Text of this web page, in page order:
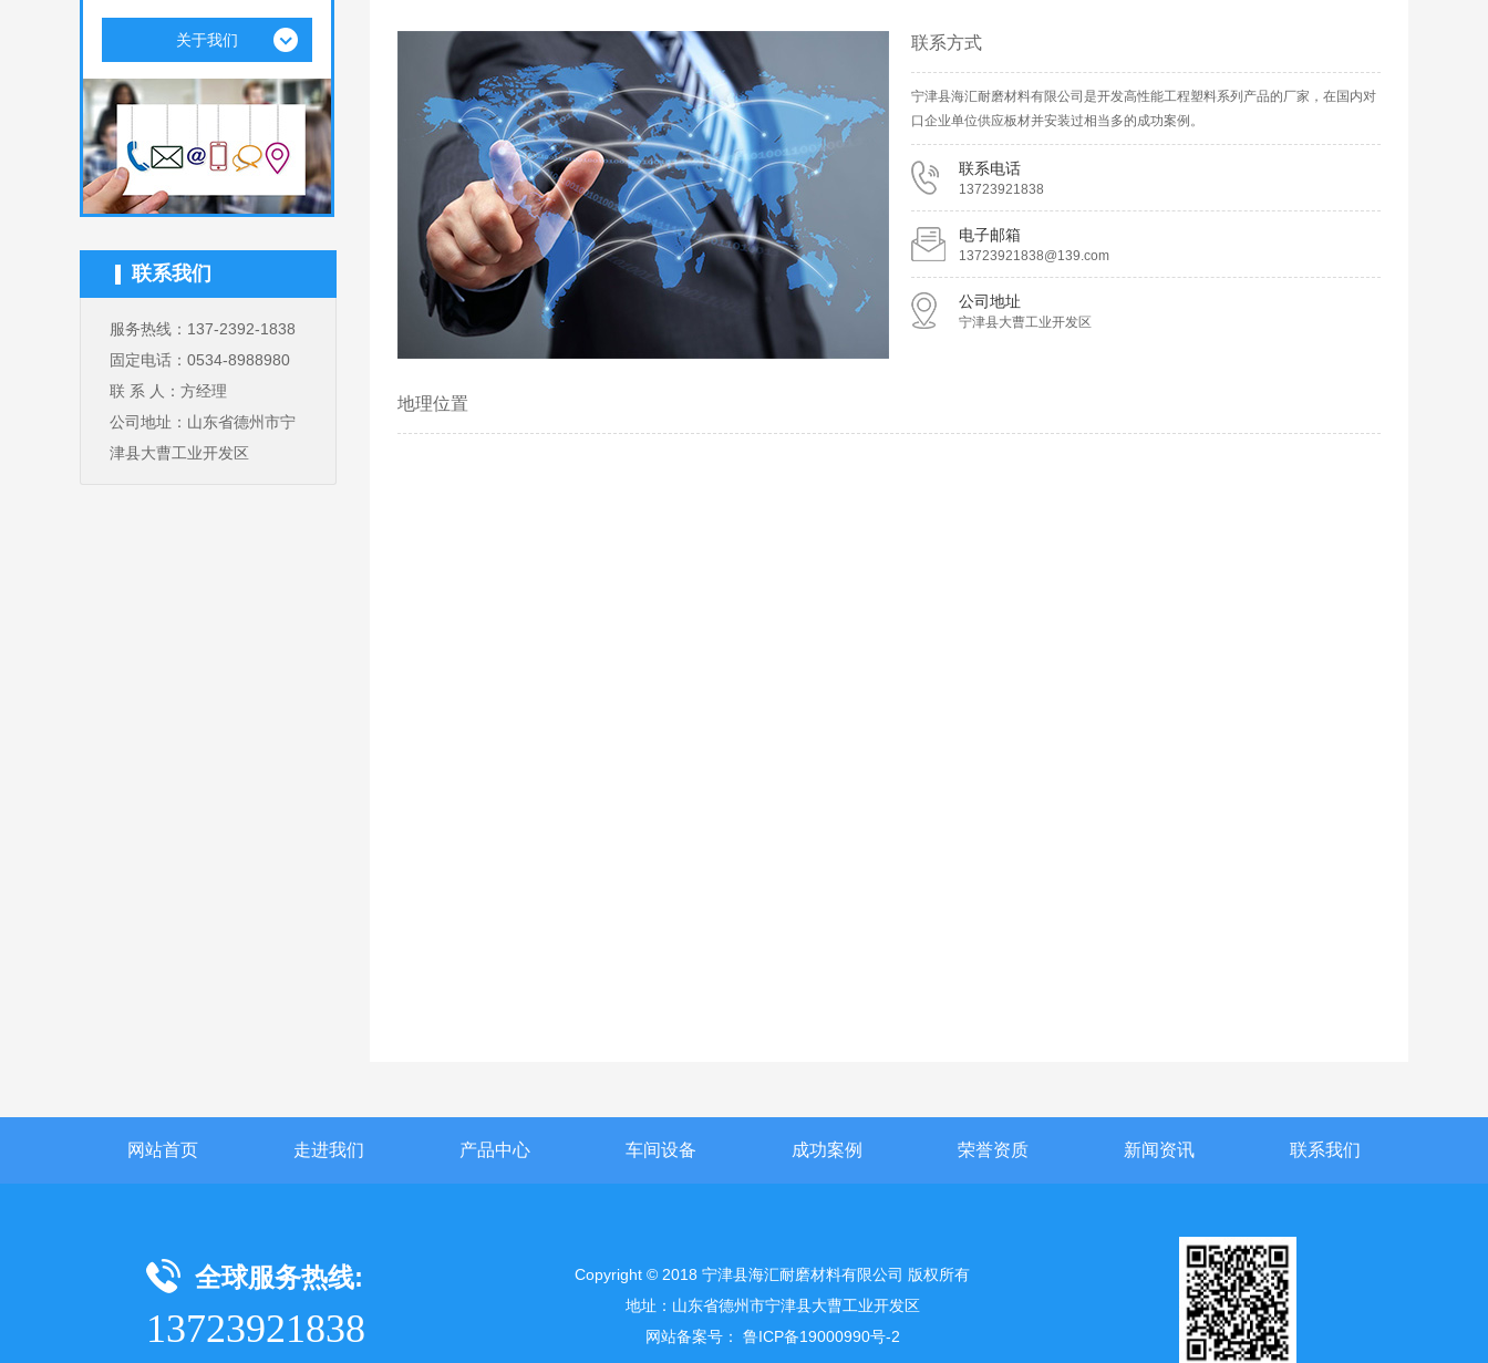
关于我们
联系我们
服务热线：137-2392-1838
固定电话：0534-8988980
联 系 人：方经理
公司地址：山东省德州市宁
津县大曹工业开发区
联系方式
宁津县海汇耐磨材料有限公司是开发高性能工程塑料系列产品的厂家，在国内对
口企业单位供应板材并安装过相当多的成功案例。
联系电话
13723921838
电子邮箱
13723921838@139.com
公司地址
宁津县大曹工业开发区
地理位置
网站首页 走进我们 产品中心 车间设备 成功案例 荣誉资质 新闻资讯 联系我们
全球服务热线:
13723921838
Copyright © 2018 宁津县海汇耐磨材料有限公司 版权所有
地址：山东省德州市宁津县大曹工业开发区
网站备案号： 鲁ICP备19000990号-2